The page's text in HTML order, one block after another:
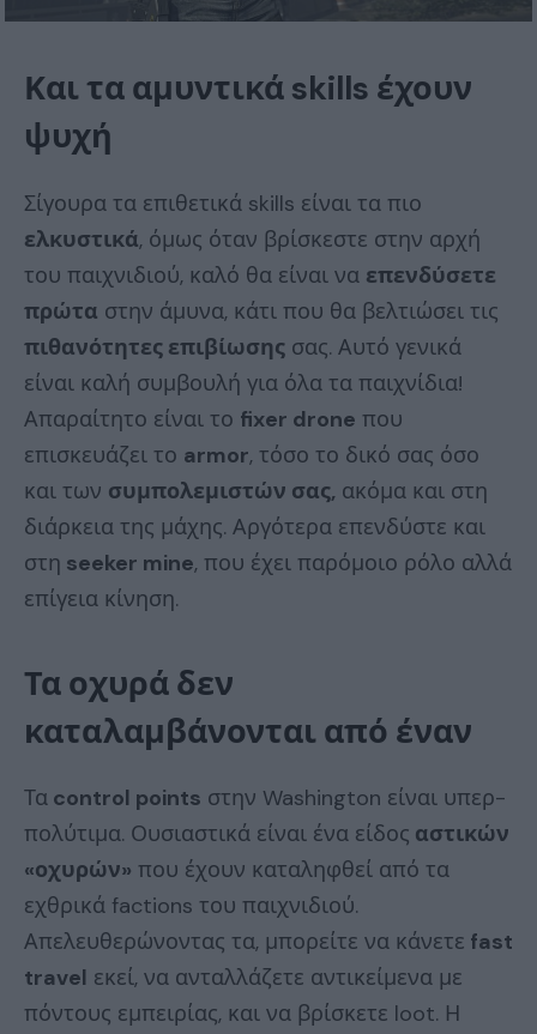
Και τα αμυντικά skills έχουν
ψυχή
Σίγουρα τα επιθετικά skills είναι τα πιο
ελκυστικά, όμως όταν βρίσκεστε στην αρχή
του παιχνιδιού, καλό θα είναι να επενδύσετε
πρώτα στην άμυνα, κάτι που θα βελτιώσει τις
πιθανότητες επιβίωσης σας. Αυτό γενικά
είναι καλή συμβουλή για όλα τα παιχνίδια!
Απαραίτητο είναι το fixer drone που
επισκευάζει το armor, τόσο το δικό σας όσο
και των συμπολεμιστών σας, ακόμα και στη
διάρκεια της μάχης. Αργότερα επενδύστε και
στη seeker mine, που έχει παρόμοιο ρόλο αλλά
επίγεια κίνηση.
Τα οχυρά δεν
καταλαμβάνονται από έναν
Τα control points στην Washington είναι υπερ-
πολύτιμα. Ουσιαστικά είναι ένα είδος αστικών
«οχυρών» που έχουν καταληφθεί από τα
εχθρικά factions του παιχνιδιού.
Απελευθερώνοντας τα, μπορείτε να κάνετε fast
travel εκεί, να ανταλλάζετε αντικείμενα με
πόντους εμπειρίας, και να βρίσκετε loot. Η